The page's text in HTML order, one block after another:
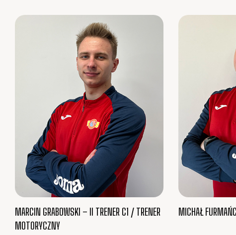
MARCIN GRABOWSKI – II TRENER C1 / TRENER
MOTORYCZNY
MICHAŁ